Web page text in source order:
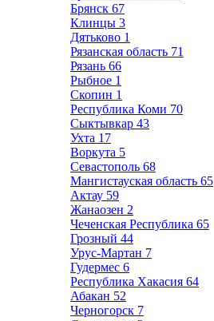
Брянск 67
Клинцы 3
Дятьково 1
Рязанская область 71
Рязань 66
Рыбное 1
Скопин 1
Республика Коми 70
Сыктывкар 43
Ухта 17
Воркута 5
Севастополь 68
Мангистауская область 65
Актау 59
Жанаозен 2
Чеченская Республика 65
Грозный 44
Урус-Мартан 7
Гудермес 6
Республика Хакасия 64
Абакан 52
Черногорск 7